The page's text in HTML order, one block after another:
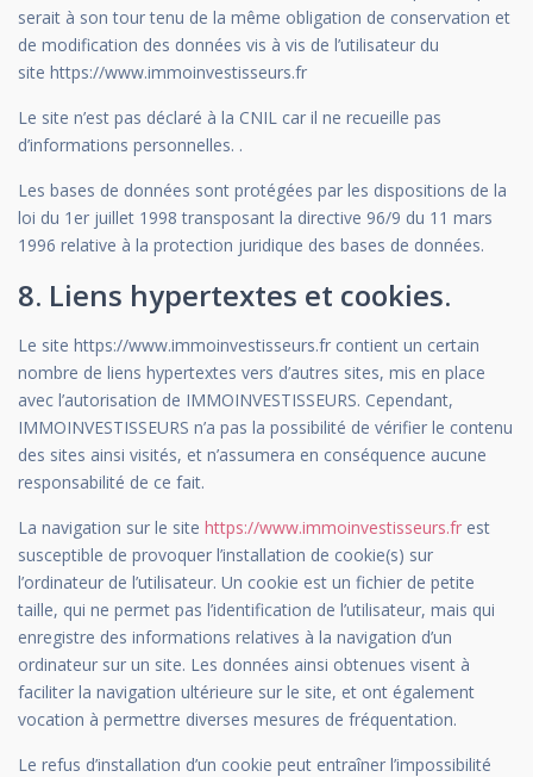
serait à son tour tenu de la même obligation de conservation et
de modification des données vis à vis de l’utilisateur du
site https://www.immoinvestisseurs.fr
Le site n’est pas déclaré à la CNIL car il ne recueille pas
d’informations personnelles. .
Les bases de données sont protégées par les dispositions de la
loi du 1er juillet 1998 transposant la directive 96/9 du 11 mars
1996 relative à la protection juridique des bases de données.
8. Liens hypertextes et cookies.
Le site https://www.immoinvestisseurs.fr contient un certain
nombre de liens hypertextes vers d’autres sites, mis en place
avec l’autorisation de IMMOINVESTISSEURS. Cependant,
IMMOINVESTISSEURS n’a pas la possibilité de vérifier le contenu
des sites ainsi visités, et n’assumera en conséquence aucune
responsabilité de ce fait.
La navigation sur le site https://www.immoinvestisseurs.fr est
susceptible de provoquer l’installation de cookie(s) sur
l’ordinateur de l’utilisateur. Un cookie est un fichier de petite
taille, qui ne permet pas l’identification de l’utilisateur, mais qui
enregistre des informations relatives à la navigation d’un
ordinateur sur un site. Les données ainsi obtenues visent à
faciliter la navigation ultérieure sur le site, et ont également
vocation à permettre diverses mesures de fréquentation.
Le refus d’installation d’un cookie peut entraîner l’impossibilité